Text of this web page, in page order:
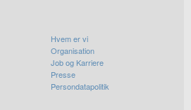
Hvem er vi
Organisation
Job og Karriere
Presse
Persondatapolitik